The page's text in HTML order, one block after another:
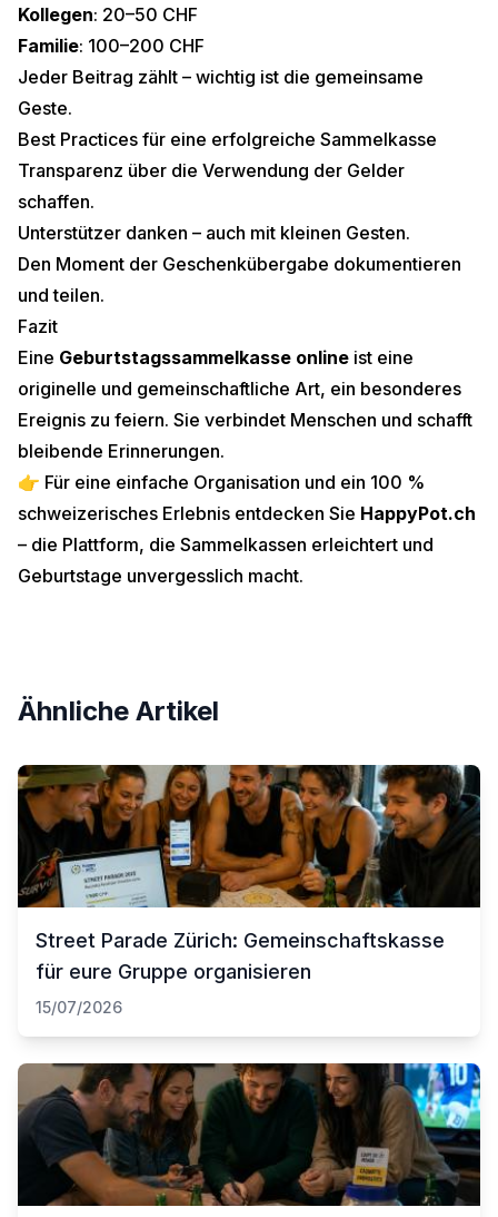
Kollegen: 20–50 CHF
Familie: 100–200 CHF
Jeder Beitrag zählt – wichtig ist die gemeinsame
Geste.
Best Practices für eine erfolgreiche Sammelkasse
Transparenz über die Verwendung der Gelder
schaffen.
Unterstützer danken – auch mit kleinen Gesten.
Den Moment der Geschenkübergabe dokumentieren
und teilen.
Fazit
Eine Geburtstagssammelkasse online ist eine
originelle und gemeinschaftliche Art, ein besonderes
Ereignis zu feiern. Sie verbindet Menschen und schafft
bleibende Erinnerungen.
👉 Für eine einfache Organisation und ein 100 %
schweizerisches Erlebnis entdecken Sie HappyPot.ch
– die Plattform, die Sammelkassen erleichtert und
Geburtstage unvergesslich macht.
Ähnliche Artikel
Street Parade Zürich: Gemeinschaftskasse
für eure Gruppe organisieren
15/07/2026